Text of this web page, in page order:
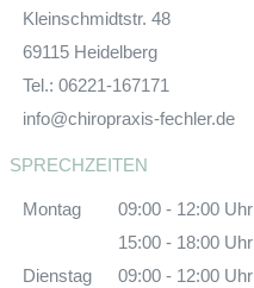
Kleinschmidtstr. 48
69115 Heidelberg
Tel.: 06221-167171
info@chiropraxis-fechler.de
SPRECHZEITEN
Montag
09:00 - 12:00 Uhr
15:00 - 18:00 Uhr
Dienstag
09:00 - 12:00 Uhr